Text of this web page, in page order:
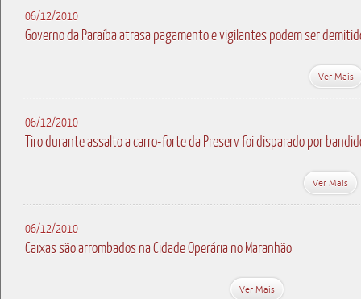
06/12/2010
Governo da Paraíba atrasa pagamento e vigilantes podem ser
Ver Mais
06/12/2010
Tiro durante assalto a carro-forte da Preserv foi disparado por
Ver Mais
06/12/2010
Caixas são arrombados na Cidade Operária no Maranhão
Ver Mais